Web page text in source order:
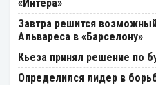
«Интера»
Завтра решится
Альвареса в «Барселону»
Кьеза принял решение по
Определился лидер в